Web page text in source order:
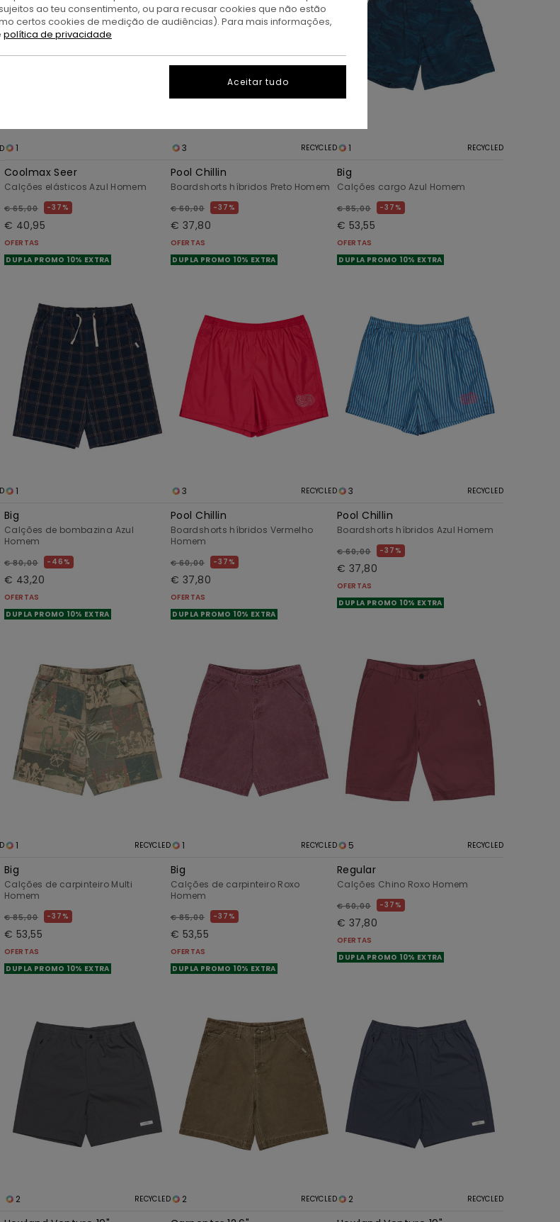
1
Coolmax Seer
Calções elásticos Azul Homem
€ 65,00 37%
€ 40,95
OFERTAS
DUPLA PROMO 10% EXTRA
3 RECYCLED
Pool Chillin
Boardshorts híbridos Preto Homem
€ 60,00 37%
€ 37,80
OFERTAS
DUPLA PROMO 10% EXTRA
1 RECYCLED
Big
Calções cargo Azul Homem
€ 85,00 37%
€ 53,55
OFERTAS
DUPLA PROMO 10% EXTRA
1
Big
Calções de bombazina Azul
Homem
€ 80,00 46%
€ 43,20
OFERTAS
DUPLA PROMO 10% EXTRA
3 RECYCLED
Pool Chillin
Boardshorts híbridos Vermelho
Homem
€ 60,00 37%
€ 37,80
OFERTAS
DUPLA PROMO 10% EXTRA
3 RECYCLED
Pool Chillin
Boardshorts híbridos Azul Homem
€ 60,00 37%
€ 37,80
OFERTAS
DUPLA PROMO 10% EXTRA
1 RECYCLED
Big
Calções de carpinteiro Multi
Homem
€ 85,00 37%
€ 53,55
OFERTAS
DUPLA PROMO 10% EXTRA
1 RECYCLED
Big
Calções de carpinteiro Roxo
Homem
€ 85,00 37%
€ 53,55
OFERTAS
DUPLA PROMO 10% EXTRA
5 RECYCLED
Regular
Calções Chino Roxo Homem
€ 60,00 37%
€ 37,80
OFERTAS
DUPLA PROMO 10% EXTRA
2 RECYCLED 2 RECYCLED 2 RECYCLED
ao teu consentimento, ou para recusar cookies que não estão
certos cookies de medição de audiências). Para mais informações,
política de privacidade
Aceitar tudo